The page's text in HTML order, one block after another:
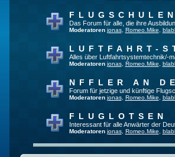
Das Forum für alle, die ihre
Moderatoren jonas, Romeo.Mike
LUFTFAHRT-
Alles über Luftfahrtsystemtechnik/-
Moderatoren jonas, Romeo.Mike
NFFLER AN
Forum für jetzige und künftige
Moderatoren jonas, Romeo.Mike
FLUGLOTSEN
Interessant für alle Anwärter der
Moderatoren jonas, Romeo.Mike